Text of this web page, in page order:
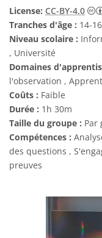
License: CC-BY-4.0
Tranches d'âge : 14-
Niveau scolaire :
, Université
Domaines
l'observation ,
Coûts : Faible
Durée : 1h 30m
Taille du groupe : Par
Compétences :
des questions ,
preuves